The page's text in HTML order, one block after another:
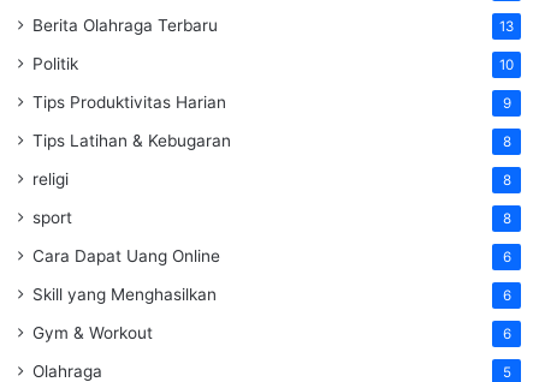
Berita Olahraga Terbaru 13
Politik 10
Tips Produktivitas Harian 9
Tips Latihan & Kebugaran 8
religi 8
sport 8
Cara Dapat Uang Online 6
Skill yang Menghasilkan 6
Gym & Workout 6
Olahraga 5